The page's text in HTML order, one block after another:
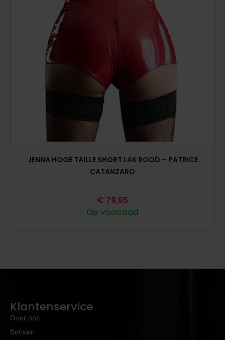
JENNA HOGE TAILLE SHORT LAK ROOD – PATRICE
CATANZARO
Op voorraad
€ 79,95
Klantenservice
Over ons
Betalen